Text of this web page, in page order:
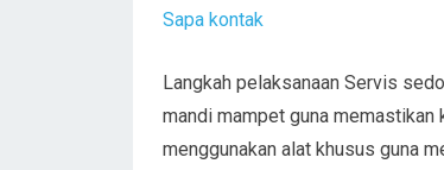
Sapa kontak
Langkah pelaksanaan Servis
mandi mampet guna
menggunakan alat khusus guna